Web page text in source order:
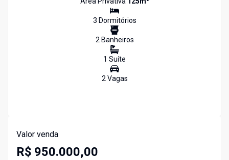
3 Dormitórios
2Banheiros
1 Suíte
2Vagas
Valor venda
R$ 950.000,00